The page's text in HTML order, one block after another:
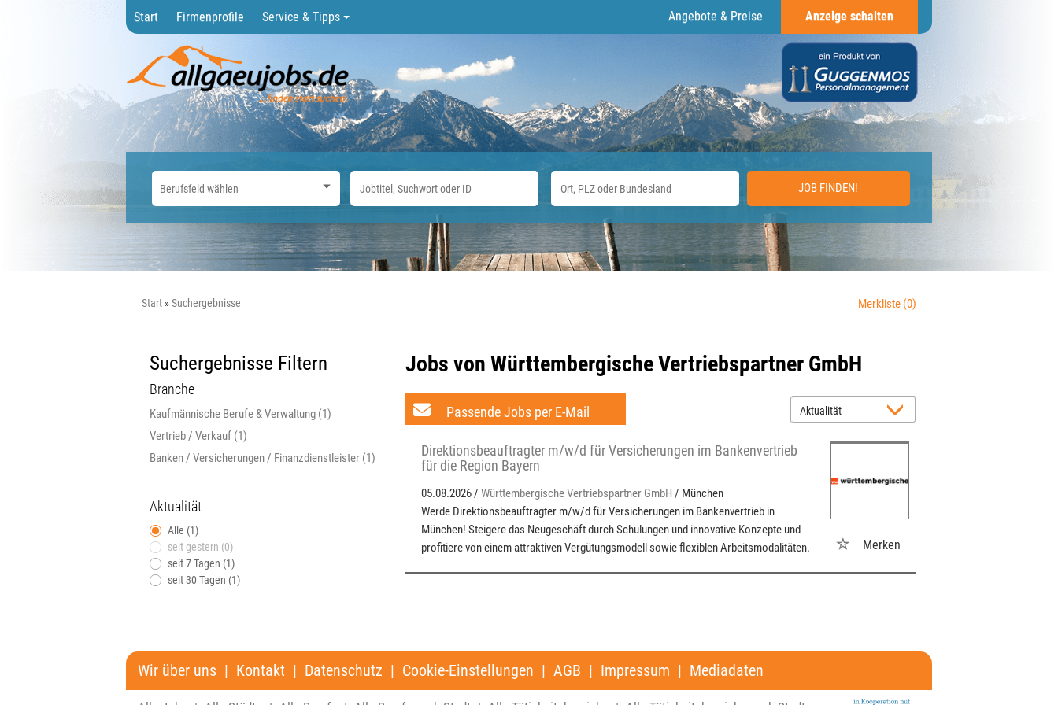
Start Firmenprofile Service & Tipps Angebote & Preise Anzeige schalten
JOB FINDEN!
Start Suchergebnisse Merkliste (0)
Suchergebnisse Filtern
Branche
Kaufmännische Berufe & Verwaltung (1)
Vertrieb / Verkauf (1)
Banken / Versicherungen / Finanzdienstleister (1)
Aktualität
Alle (1)
seit gestern (0)
seit 7 Tagen (1)
seit 30 Tagen (1)
Jobs von Württembergische Vertriebspartner GmbH
Passende Jobs per E-Mail
Direktionsbeauftragter m/w/d für Versicherungen im Bankenvertrieb
für die Region Bayern
05.08.2026 / Württembergische Vertriebspartner GmbH / München
Werde Direktionsbeauftragter m/w/d für Versicherungen im Bankenvertrieb in
München! Steigere das Neugeschäft durch Schulungen und innovative Konzepte und
profitiere von einem attraktiven Vergütungsmodell sowie flexiblen Arbeitsmodalitäten.
Merken
Wir über uns | Kontakt | Datenschutz | Cookie-Einstellungen | AGB | Impressum | Mediadaten